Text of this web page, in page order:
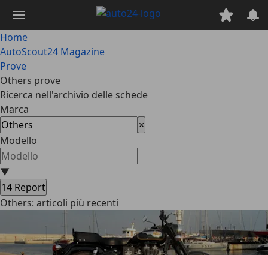
contenuto
principale
Home
AutoScout24 Magazine
Prove
Others prove
Ricerca nell'archivio delle schede
Marca
×
Modello
▼
14 Report
Others: articoli più recenti